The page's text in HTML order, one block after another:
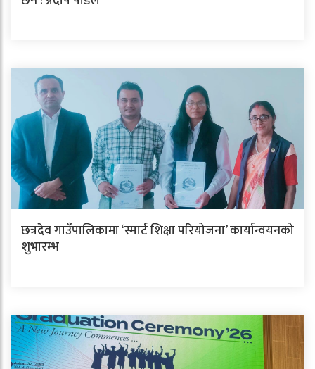
छत्रदेव गाउँपालिकामा ‘स्मार्ट शिक्षा परियोजना’ कार्यान्वयनको
शुभारम्भ